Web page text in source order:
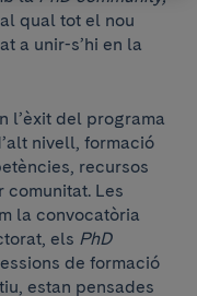
qual tot el nou
a unir-s’hi en la
l’èxit del programa
nivell, formació
recursos
Les
la convocatòria
els PhD
de formació
estan pensades